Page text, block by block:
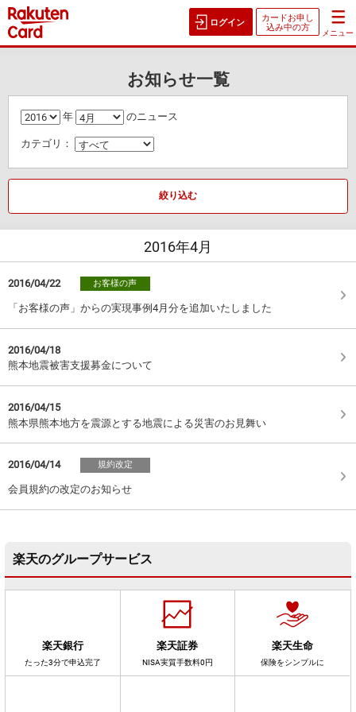
ログイン
カードお申し
込み中の方
メニュー
お知らせ一覧
年 のニュース
カテゴリ：
絞り込む
2016年4月
2016/04/22 お客様の声
「お客様の声」からの実現事例4月分を追加いたしました
2016/04/18
熊本地震被害支援募金について
2016/04/15
熊本県熊本地方を震源とする地震による災害のお見舞い
2016/04/14 規約改定
会員規約の改定のお知らせ
楽天のグループサービス
楽天銀行
たった3分で申込完了
楽天証券
NISA実質手数料0円
楽天生命
保険をシンプルに